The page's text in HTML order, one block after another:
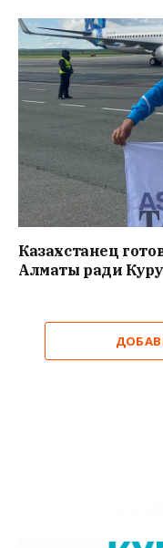
Казахстанец
Алматы ради